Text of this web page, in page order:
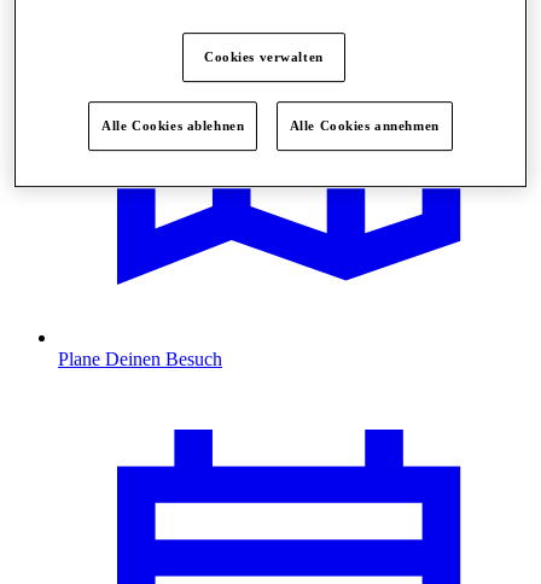
Plane Deinen Besuch
Cookies verwalten
Alle Cookies ablehnen Alle Cookies annehmen